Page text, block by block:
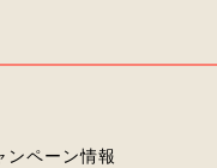
ンペーン情報